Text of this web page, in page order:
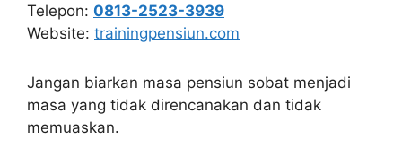
Telepon: 0813-2523-3939
Website: trainingpensiun.com
Jangan biarkan masa pensiun sobat menjadi
masa yang tidak direncanakan dan tidak
memuaskan.